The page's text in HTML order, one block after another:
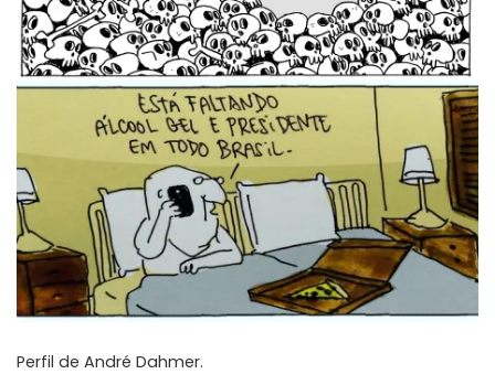
Perfil de André Dahmer.